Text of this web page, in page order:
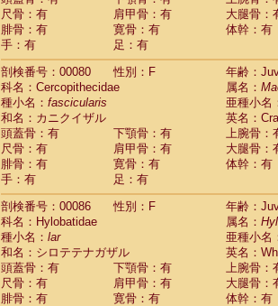
尺骨：有
肩甲骨：有
大腿骨：
腓骨：有
寛骨：有
体幹：有
手：有
足：有
剖検番号：00080
性別：F
年齢：
科名：Cercopithecidae
属名：
種小名： fascicularis
亜種小名
和名：カニクイザル
英名：
頭蓋骨：有
下顎骨：有
上腕骨：
尺骨：有
肩甲骨：有
大腿骨：
腓骨：有
寛骨：有
体幹：有
手：有
足：有
剖検番号：00086
性別：F
年齢：
科名：Hylobatidae
属名：
種小名： lar
亜種小名
和名：シロテテナガザル
英名：
頭蓋骨：有
下顎骨：有
上腕骨：
尺骨：有
肩甲骨：有
大腿骨：
腓骨：有
寛骨：有
体幹：有